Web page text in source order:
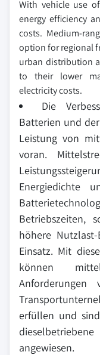
With vehicle use
energy efficiency
costs. Medium-
option for regional
urban distribution
to their lower
electricity costs.
Die
Batterien und
Leistung von
voran.
Energiedichte
Betriebszeiten,
höhere
Einsatz. Mit
können
erfüllen und
angewiesen.